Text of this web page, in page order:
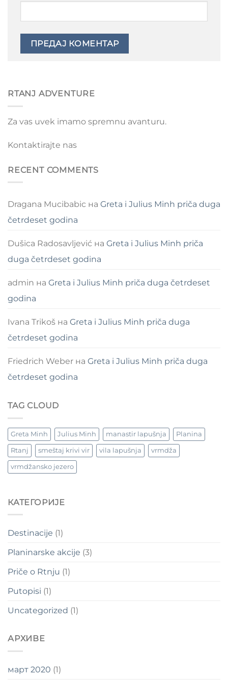
RTANJ ADVENTURE
Za vas uvek imamo spremnu avanturu.
Kontaktirajte nas
RECENT COMMENTS
Dragana Mucibabic на Greta i Julius Minh priča duga
četrdeset godina
Dušica Radosavljević на Greta i Julius Minh priča
duga četrdeset godina
admin на Greta i Julius Minh priča duga četrdeset
godina
Ivana Trikoš на Greta i Julius Minh priča duga
četrdeset godina
Friedrich Weber на Greta i Julius Minh priča duga
četrdeset godina
TAG CLOUD
Greta Minh Julius Minh manastir lapušnja Planina
Rtanj smeštaj krivi vir vila lapušnja vrmdža
vrmdžansko jezero
КАТЕГОРИЈЕ
Destinacije (1)
Planinarske akcije (3)
Priče o Rtnju (1)
Putopisi (1)
Uncategorized (1)
АРХИВЕ
март 2020 (1)